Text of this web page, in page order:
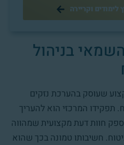
וקריירה
בניהול
שעוסק בהערכת נזקים
תפקידו המרכזי הוא להעריך
חוות דעת מקצועית שמהווה
חשיבותו טמונה בכך שהוא